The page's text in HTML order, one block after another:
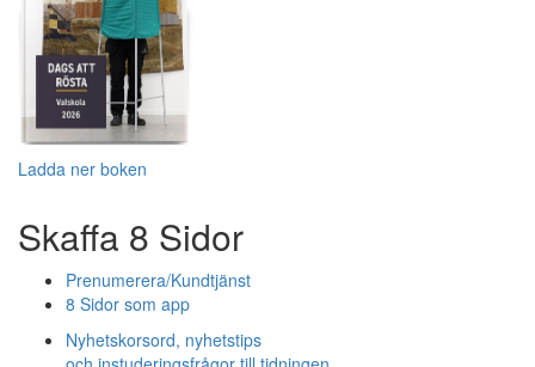
Ladda ner boken
Skaffa 8 Sidor
Prenumerera/Kundtjänst
8 Sidor som app
Nyhetskorsord, nyhetstips